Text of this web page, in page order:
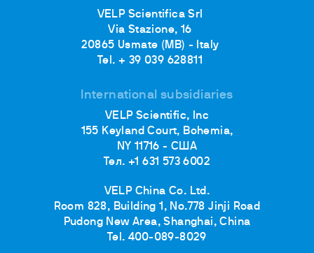
VELP Scientifica Srl
Via Stazione, 16
20865 Usmate (MB) - Italy
Tel. + 39 039 628811
International subsidiaries
VELP Scientific, Inc
155 Keyland Court, Bohemia,
NY 11716 - США
Тел. +1 631 573 6002
VELP China Co. Ltd.
Room 828, Building 1, No.778 Jinji Road
Pudong New Area, Shanghai, China
Tel. 400-089-8029